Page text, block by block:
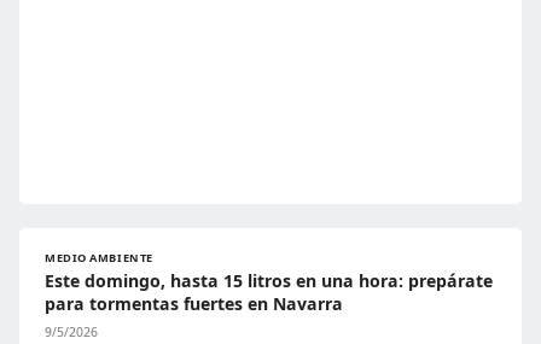
MEDIO AMBIENTE
Este domingo, hasta 15 litros en una hora: prepárate
para tormentas fuertes en Navarra
9/5/2026